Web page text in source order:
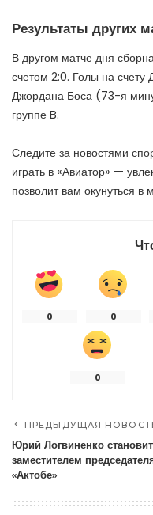
Результаты других
В другом матче дня
счетом 2:0. Голы на
Джордана Боса (73-я
группе B.
Следите за новостями
играть в «Авиатор» —
позволит вам окунуться в
0 0
0
ПРЕДЫДУЩАЯ
Юрий Логвиненко
заместителем
«Актобе»